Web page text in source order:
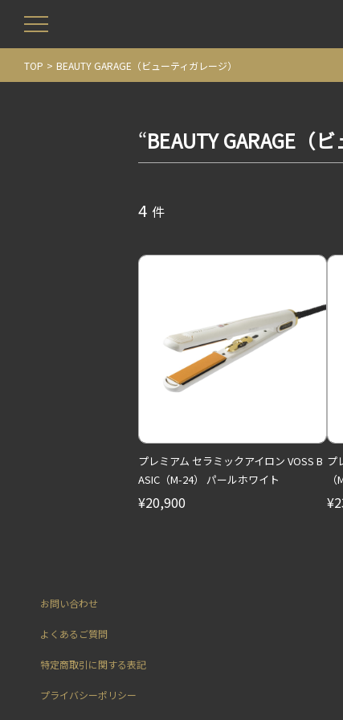
TOP BEAUTY GARAGE（ビューティガレージ）
“BEAUTY GARAGE（
4 件
プレミアム セラミックアイロン VOSS B
ASIC（M-24） パールホワイト
¥20,900
プ
お問い合わせ
よくあるご質問
特定商取引に関する表記
プライバシーポリシー